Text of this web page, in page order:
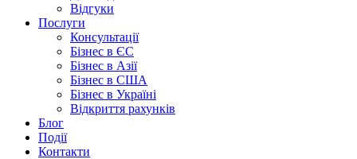
Відгуки
Послуги
Консультації
Бізнес в ЄС
Бізнес в Азії
Бізнес в США
Бізнес в Україні
Відкриття рахунків
Блог
Події
Контакти